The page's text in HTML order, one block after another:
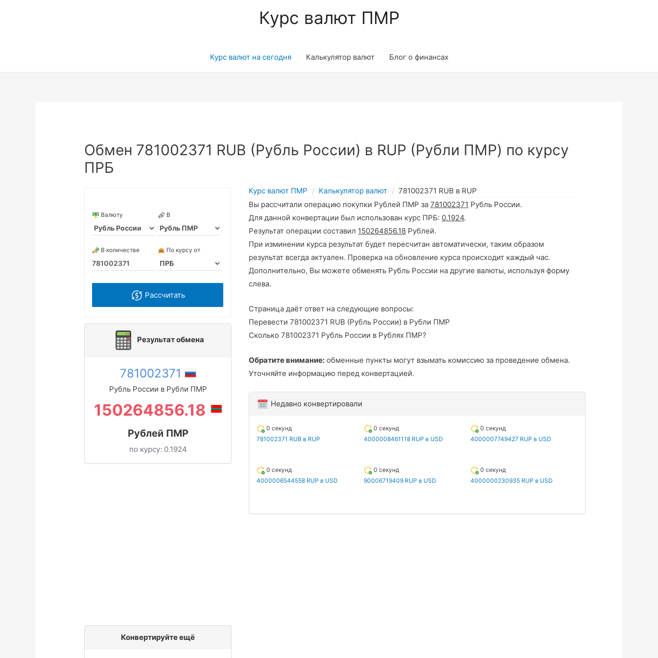
Курс валют ПМР
Курс валют на сегодня Калькулятор валют Блог о финансах
Обмен 781002371 RUB (Рубль России) в RUP (Рубли ПМР) по курсу
ПРБ
Валюту В
В количестве По курсу от
Рассчитать
Результат обмена
781002371
Рубль России в Рубли ПМР
150264856.18
Рублей ПМР
по курсу: 0.1924
Конвертируйте ещё
Курс валют ПМР Калькулятор валют
781002371 RUB в RUP
Вы рассчитали операцию покупки Рублей ПМР за781002371 Рубль России.
Для данной конвертации был использован курс ПРБ: 0.1924.
Результат операции составил 150264856.18 Рублей.
При изминении курса результат будет пересчитан автоматически, таким образом
результат всегда актуален. Проверка на обновление курса происходит каждый час.
Дополнительно, Вы можете обменять Рубль России на другие валюты, используя форму
слева.
Страница даёт ответ на следующие вопросы:
Перевести 781002371 RUB (Рубль России) в Рубли ПМР
Сколько 781002371 Рубль России в Рублях ПМР?
Обратите внимание: обменные пункты могут взымать комиссию за проведение обмена.
Уточняйте информацию перед конвертацией.
Недавно конвертировали
0 секунд
781002371 RUB в RUP
0 секунд
4000008461118 RUP в USD
0 секунд
4000007749427 RUP в USD
0 секунд
4000006544558 RUP в USD
0 секунд
90006719409 RUP в USD
0 секунд
4000000230935 RUP в USD